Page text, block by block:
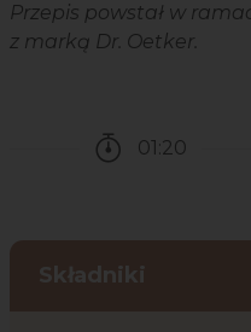
Przepis powstał w
z marką Dr. Oetker.
01:20
Składniki